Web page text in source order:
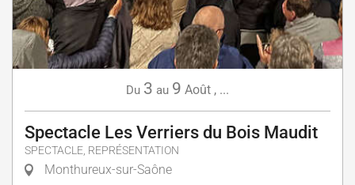
Du 3 au 9 Août , ...
Spectacle Les Verriers du Bois Maudit
SPECTACLE, REPRÉSENTATION
Monthureux-sur-Saône